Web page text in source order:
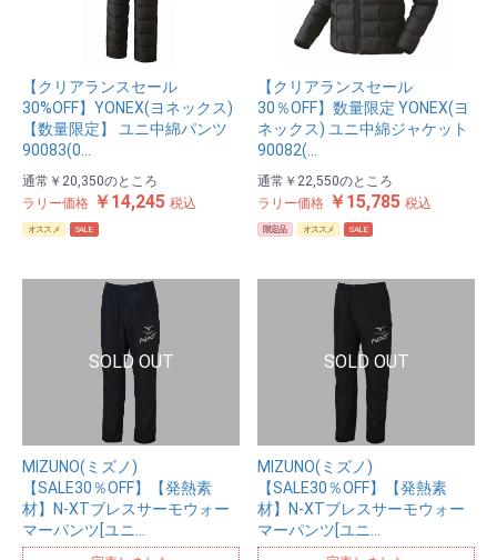
【クリアランスセール
30%OFF】YONEX(ヨネックス)
【数量限定】 ユニ中綿パンツ
90083(0…
通常 ￥20,350のところ
ラリー価格 ￥14,245 税込
オススメ SALE
【クリアランスセール
30％OFF】数量限定 YONEX(ヨ
ネックス) ユニ中綿ジャケット
90082(…
通常 ￥22,550のところ
ラリー価格 ￥15,785 税込
限定品 オススメ SALE
MIZUNO(ミズノ)
【SALE30％OFF】【発熱素
材】N-XTブレスサーモウォー
マーパンツ[ユニ…
MIZUNO(ミズノ)
【SALE30％OFF】【発熱素
材】N-XTブレスサーモウォー
マーパンツ[ユニ…